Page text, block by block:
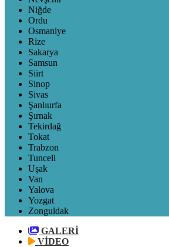
Niğde
Ordu
Osmaniye
Rize
Sakarya
Samsun
Siirt
Sinop
Sivas
Şanlıurfa
Şırnak
Tekirdağ
Tokat
Trabzon
Tunceli
Uşak
Van
Yalova
Yozgat
Zonguldak
GALERİ
VİDEO